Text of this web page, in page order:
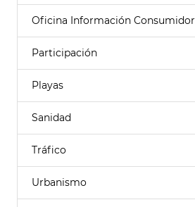
Oficina Información Consumidor
Participación
Playas
Sanidad
Tráfico
Urbanismo